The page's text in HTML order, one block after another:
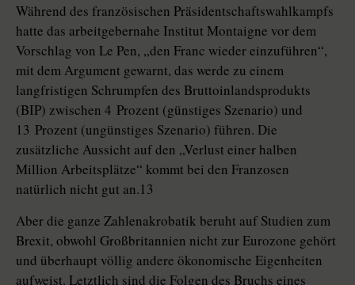
Während des französischen Präsidentschaftswahlkampfs
hatte das arbeitgebernahe Institut Montaigne vor dem
Vorschlag von Le Pen, „den Franc wieder einzuführen“,
mit dem Argument gewarnt, das werde zu einem
langfristigen Schrumpfen des Bruttoinlandsprodukts
(BIP) zwischen 4 Prozent (günstiges Szenario) und
13 Prozent (ungünstiges Szenario) führen. Die
zusätzliche Aussicht auf den „Verlust einer halben
Million Arbeitsplätze“ kommt bei den Franzosen
natürlich nicht gut an.13
Aber die ganze Zahlenakrobatik beruht auf Studien zum
Brexit, obwohl Großbritannien nicht zur Eurozone gehört
und überhaupt völlig andere ökonomische Eigenheiten
aufweist. Letztlich sind die Folgen des Bruchs eines